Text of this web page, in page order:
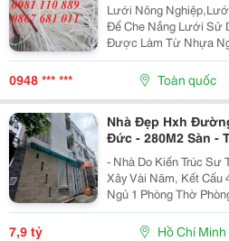
Lưới Nông
Để Che Nắng Lưới Sử Dụng Ngoài Trời Bên Lâu Lưới
Được Làm Từ Nhựa Nguyên
Mắt Lưới 20Cm (Có Thể
Ngoài
0948 *** *** Toàn quốc
Nhà Đẹp Hxh
Đức - 280M2 Sàn -
7Mx10M
- Nhà Do Kiến Trúc Sư
Xây Vài Năm, Kết Cấu
Ngủ 1 Phòng Thờ
Thượng Vườn Rau Trồng
Xem Sẽ
7,9 tỷ Hồ Chí Minh